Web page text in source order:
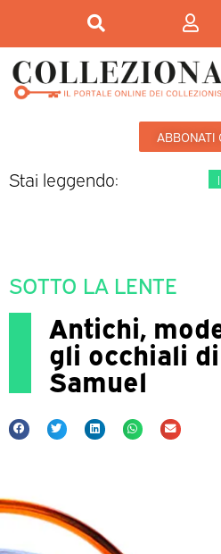
ABBONATI
Stai leggendo:
SOTTO LA LENTE
Antichi,
gli occhiali
Samuel